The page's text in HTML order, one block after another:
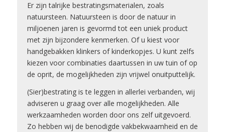
Er zijn talrijke bestratingsmaterialen, zoals
natuursteen. Natuursteen is door de natuur in
miljoenen jaren is gevormd tot een uniek product
met zijn bijzondere kenmerken. Of u kiest voor
handgebakken klinkers of kinderkopjes. U kunt zelfs
kiezen voor combinaties daartussen in uw tuin of op
de oprit, de mogelijkheden zijn vrijwel onuitputtelijk.
(Sier)bestrating is te leggen in allerlei verbanden, wij
adviseren u graag over alle mogelijkheden. Alle
werkzaamheden worden door ons zelf uitgevoerd.
Zo hebben wij de benodigde vakbekwaamheid en de